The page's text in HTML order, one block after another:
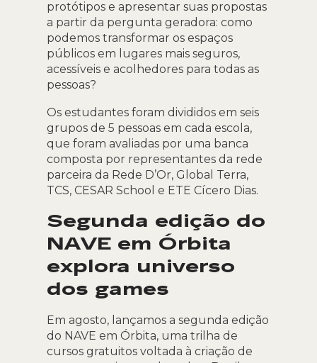
protótipos e apresentar suas propostas
a partir da pergunta geradora: como
podemos transformar os espaços
públicos em lugares mais seguros,
acessíveis e acolhedores para todas as
pessoas?
Os estudantes foram divididos em seis
grupos de 5 pessoas em cada escola,
que foram avaliadas por uma banca
composta por representantes da rede
parceira da Rede D’Or, Global Terra,
TCS, CESAR School e ETE Cícero Dias.
Segunda edição do
NAVE em Órbita
explora universo
dos games
Em agosto, lançamos a segunda edição
do NAVE em Órbita, uma trilha de
cursos gratuitos voltada à criação de